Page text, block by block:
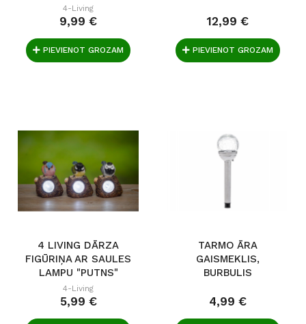
4-Living
9,99 €
PIEVIENOT GROZAM
12,99 €
PIEVIENOT GROZAM
4 LIVING DĀRZA
FIGŪRIŅA AR SAULES
LAMPU "PUTNS"
4-Living
5,99 €
TARMO ĀRA
GAISMEKLIS,
BURBULIS
4,99 €